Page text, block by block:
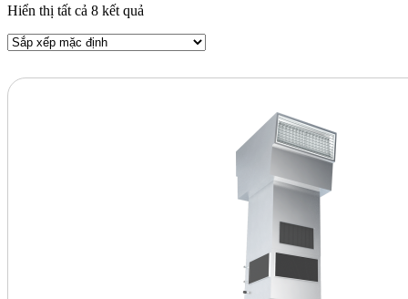
Hiển thị tất cả 8 kết quả